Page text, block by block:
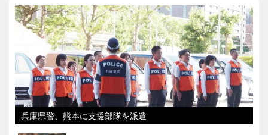
兵庫県警、熊本に支援部隊を派遣